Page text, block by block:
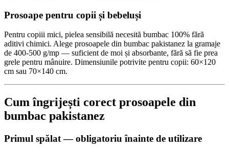
Prosoape pentru copii și bebeluși
Pentru copiii mici, pielea sensibilă necesită bumbac 100% fără
aditivi chimici. Alege prosoapele din bumbac pakistanez la gramaje
de 400-500 g/mp — suficient de moi și absorbante, fără să fie prea
grele pentru mânuire. Dimensiunile potrivite pentru copii: 60×120
cm sau 70×140 cm.
Cum îngrijești corect prosoapele din
bumbac pakistanez
Primul spălat — obligatoriu înainte de utilizare